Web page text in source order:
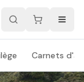
Carnets